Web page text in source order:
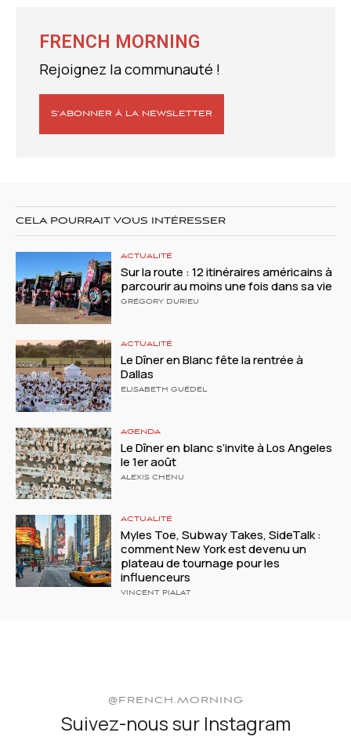
FRENCH MORNING
Rejoignez la communauté !
S’ABONNER À LA NEWSLETTER
CELA POURRAIT VOUS INTÉRESSER
ACTUALITÉ
Sur la route : 12 itinéraires américains à
parcourir au moins une fois dans sa vie
GRÉGORY DURIEU
ACTUALITÉ
Le Dîner en Blanc fête la rentrée à
Dallas
ELISABETH GUÉDEL
AGENDA
Le Dîner en blanc s’invite à Los Angeles
le 1er août
ALEXIS CHENU
ACTUALITÉ
Myles Toe, Subway Takes, SideTalk :
comment New York est devenu un
plateau de tournage pour les
influenceurs
VINCENT PIALAT
@FRENCH.MORNING
Suivez-nous sur Instagram